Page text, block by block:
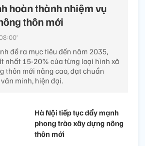
hoàn thành nhiệm vụ
thôn mới
đề ra mục tiêu đến năm 2035,
nhất 15-20% của từng loại hình xã
thôn mới nâng cao, đạt chuẩn
minh, hiện đại.
Hà Nội tiếp tục đẩy mạnh
phong trào xây dựng nông
thôn mới